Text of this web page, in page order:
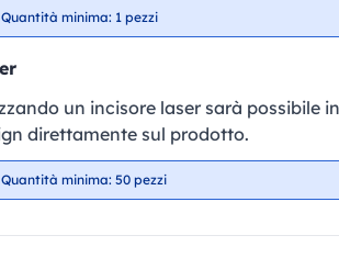
Quantità minima: 1 pezzi
un incisore laser sarà possibile
direttamente sul prodotto.
Quantità minima: 50 pezzi